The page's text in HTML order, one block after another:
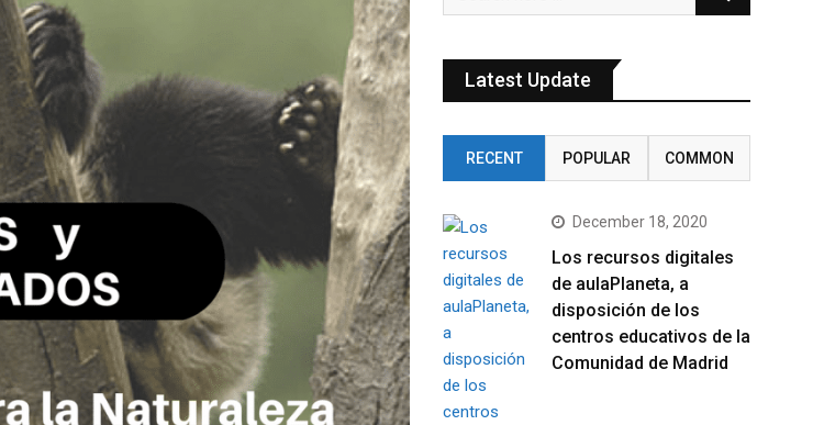
Latest Update
RECENT POPULAR COMMON
December 18, 2020
Los recursos digitales
de aulaPlaneta, a
disposición de los
centros educativos de la
Comunidad de Madrid